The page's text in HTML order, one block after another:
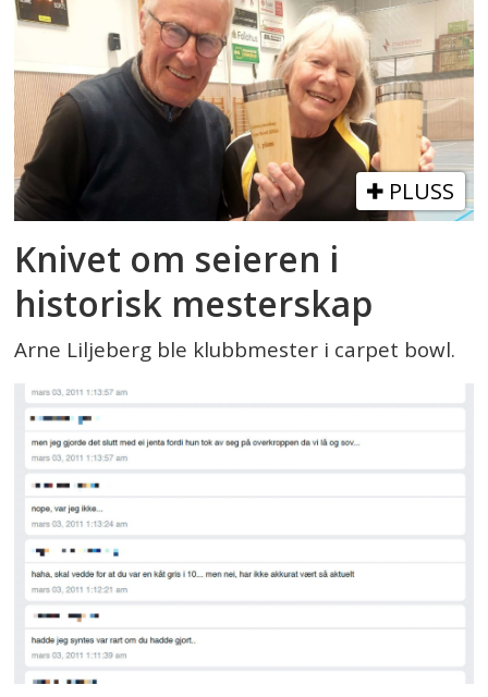
PLUSS
Knivet om seieren i
historisk mesterskap
Arne Liljeberg ble klubbmester i carpet bowl.